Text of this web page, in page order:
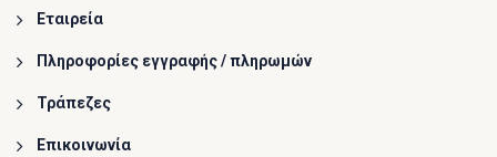
Εταιρεία
Πληροφορίες εγγραφής / πληρωμών
Τράπεζες
Επικοινωνία